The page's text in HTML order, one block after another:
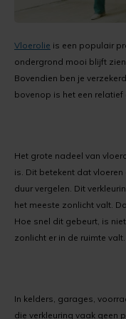
Linoleumcoat
PVC-Coat
Vinylcoat
Woonkamercoat
Tegelprimer
Cementdekvloer verven
Garagevloer verven
Granietvloer verven
Grindvloer verven
Kunststofvloer verven
Keukenvloer verven
Bestendigheid
Problemen Voorkomen
Veiligheidsinformatie
Cementdekvloer met
Laminaatvloer verven met
Garagevloer verven met
Vloerolie is een populair
ondergrond mooi blijft
Bovendien ben je
bovenop is het een
Het grote nadeel van
is. Dit betekent dat
duur vergelen. Dit
het meeste zonlicht valt.
Hoe snel dit gebeurt, is
zonlicht er in de ruimte valt.
In kelders, garages,
die verkleuring vaak geen